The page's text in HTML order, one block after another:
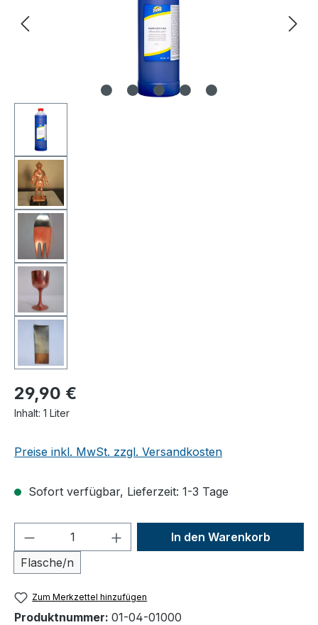
29,90 €
Inhalt: 1 Liter
Preise inkl. MwSt. zzgl. Versandkosten
Sofort verfügbar, Lieferzeit: 1-3 Tage
Produkt Anzahl: Gib den
Flasche/n
In den Warenkorb
Zum Merkzettel hinzufügen
Produktnummer: 01-04-01000